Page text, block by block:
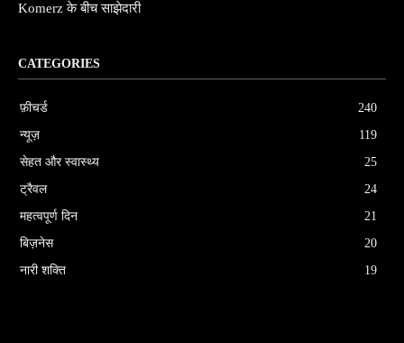
Komerz के बीच साझेदारी
CATEGORIES
फ़ीचर्ड
240
न्यूज़
119
सेहत और स्वास्थ्य
25
ट्रैवल
24
महत्वपूर्ण दिन
21
बिज़नेस
20
नारी शक्ति
19